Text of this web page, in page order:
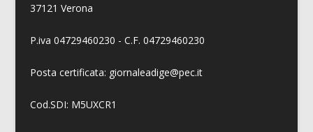
37121 Verona
P.iva 04729460230 - C.F. 04729460230
Posta certificata: giornaleadige@pec.it
Cod.SDI: M5UXCR1